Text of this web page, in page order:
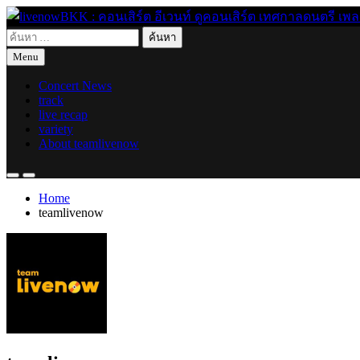
Skip
to
content
livenowBKK : คอนเสิร์ต อีเวนท์ ดูคอนเสิร์ต เทศกาลดนตรี เพลง
live for today
ค้นหา
สำหรับ:
Menu
Concert News
track
live recap
variety
About teamlivenow
Home
teamlivenow